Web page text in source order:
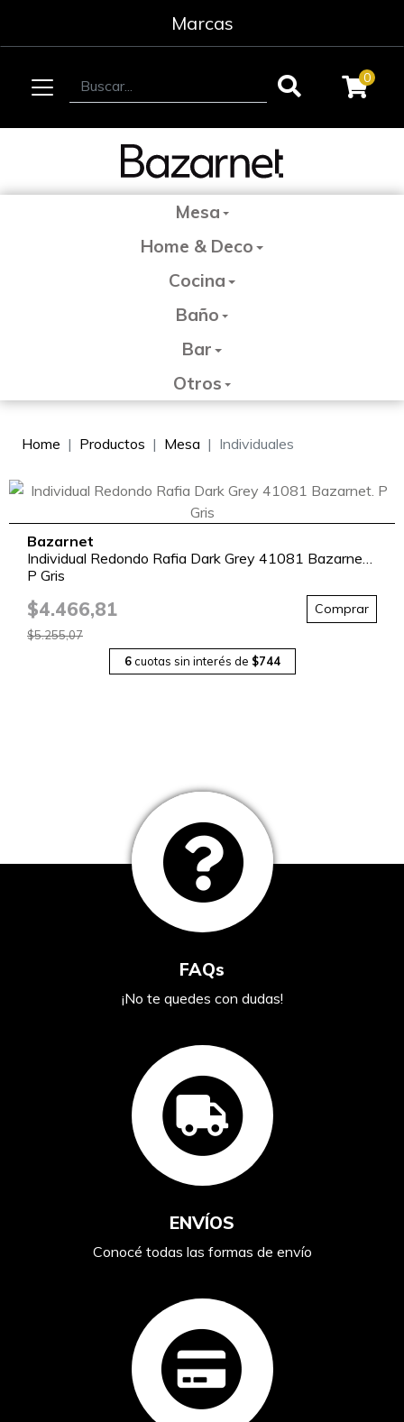
Marcas
0
Mesa
Home & Deco
Cocina
Baño
Bar
Otros
Home Productos Mesa Individuales
Bazarnet
Individual Redondo Rafia Dark Grey 41081 Bazarnet.
P Gris
$4.466,81 Comprar
$5.255,07
6cuotas sin interés de $744
FAQs
¡No te quedes con dudas!
ENVÍOS
Conocé todas las formas de envío